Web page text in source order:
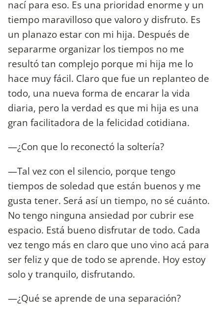
nací para eso. Es una prioridad enorme y un
tiempo maravilloso que valoro y disfruto. Es
un planazo estar con mi hija. Después de
separarme organizar los tiempos no me
resultó tan complejo porque mi hija me lo
hace muy fácil. Claro que fue un replanteo de
todo, una nueva forma de encarar la vida
diaria, pero la verdad es que mi hija es una
gran facilitadora de la felicidad cotidiana.
—¿Con que lo reconectó la soltería?
—Tal vez con el silencio, porque tengo
tiempos de soledad que están buenos y me
gusta tener. Será así un tiempo, no sé cuánto.
No tengo ninguna ansiedad por cubrir ese
espacio. Está bueno disfrutar de todo. Cada
vez tengo más en claro que uno vino acá para
ser feliz y que de todo se aprende. Hoy estoy
solo y tranquilo, disfrutando.
—¿Qué se aprende de una separación?